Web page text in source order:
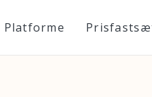
Platforme